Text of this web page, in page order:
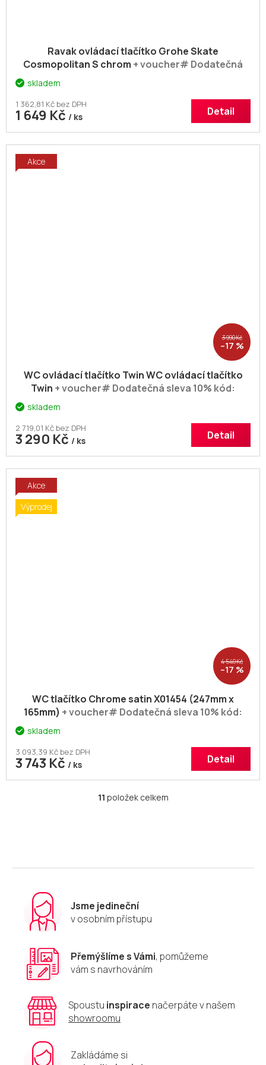
Ravak ovládací tlačítko Grohe Skate
Cosmopolitan S chrom + voucher# Dodatečná
skladem
1 362,81 Kč bez DPH
1 649 Kč / ks Detail
Akce
3 990 Kč
–17 %
WC ovládací tlačítko Twin WC ovládací tlačítko
Twin + voucher# Dodatečná sleva 10% kód:
skladem
2 719,01 Kč bez DPH
3 290 Kč / ks Detail
Akce
Výprodej
4 540 Kč
–17 %
WC tlačítko Chrome satin X01454 (247mm x
165mm) + voucher# Dodatečná sleva 10% kód:
skladem
3 093,39 Kč bez DPH
3 743 Kč / ks Detail
O
c
r
v
k
ý
p
u
11 položek celkem
Jsme jedineční
v osobním přístupu
Přemýšlíme s Vámi, pomůžeme
vám s navrhováním
Spoustu inspirace načerpáte v našem
showroomu
Zakládáme si